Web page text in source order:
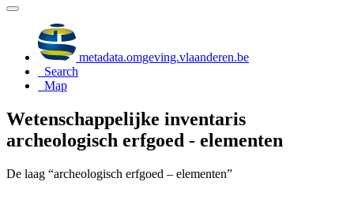
metadata.omgeving.vlaanderen.be
Search
Map
Wetenschappelijke inventaris
archeologisch erfgoed - elementen
De laag “archeologisch erfgoed – elementen”